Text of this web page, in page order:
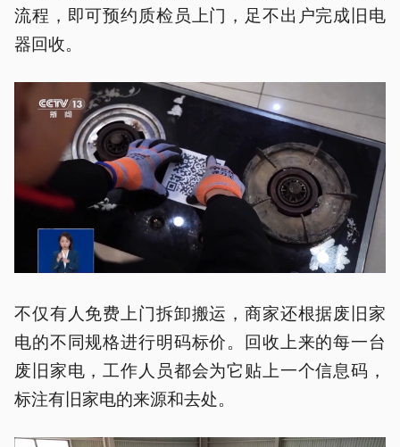
流程，即可预约质检员上门，足不出户完成旧电
器回收。
不仅有人免费上门拆卸搬运，商家还根据废旧家
电的不同规格进行明码标价。回收上来的每一台
废旧家电，工作人员都会为它贴上一个信息码，
标注有旧家电的来源和去处。